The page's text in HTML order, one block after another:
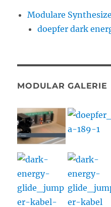
Modulare
doepfer dark
MODULAR GALERIE